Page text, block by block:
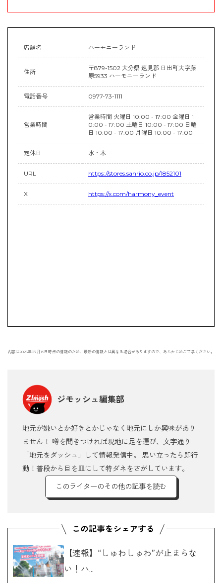
店舗名 ハーモニーランド
住所
〒879-1502 大分県 速見郡 日出町大字藤
原5933 ハーモニーランド
電話番号 0977-73-1111
営業時間
営業時間 火曜日 10:00 - 17:00 金曜日 1
0:00 - 17:00 土曜日 10:00 - 17:00 日曜
日 10:00 - 17:00 月曜日 10:00 - 17:00
定休日 水・木
URL https://stores.sanrio.co.jp/1852101
X https://x.com/harmony_event
内容は2025年07月15日時点の情報のため、最新の情報とは異なる場合がありますので、あらかじめご了承ください。
ジモッシュ編集部
地元が嫌いとか好きとかじゃなく地元にしか興味があり
ません！ 噂を聞きつければ現地に足を運び、文字通り
「地元をダッシュ」して情報発信中。 思い立ったら即行
動！普段から目を皿にして特ダネをさがしています。
このライターのその他の記事を読む
【速報】“しゅわしゅわ”が止まらな
い！ハ...